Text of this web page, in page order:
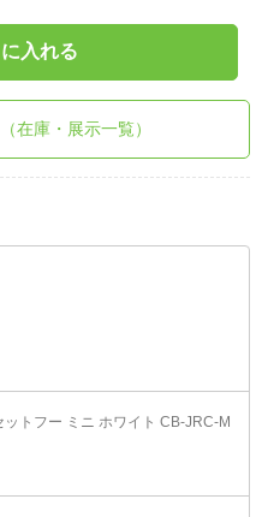
入れる
在庫・展示一覧）
トフー ミニ ホワイト CB-JRC-M